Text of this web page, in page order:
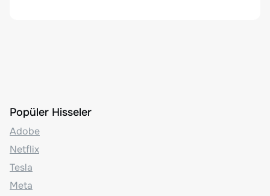
Popüler Hisseler
Adobe
Netflix
Tesla
Meta